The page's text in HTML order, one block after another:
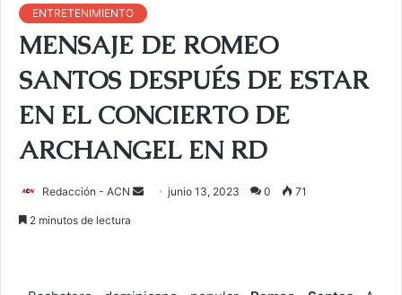
ENTRETENIMIENTO
MENSAJE DE ROMEO
SANTOS DESPUÉS DE ESTAR
EN EL CONCIERTO DE
ARCHANGEL EN RD
Redacción - ACN junio 13, 2023 0 71
2 minutos de lectura